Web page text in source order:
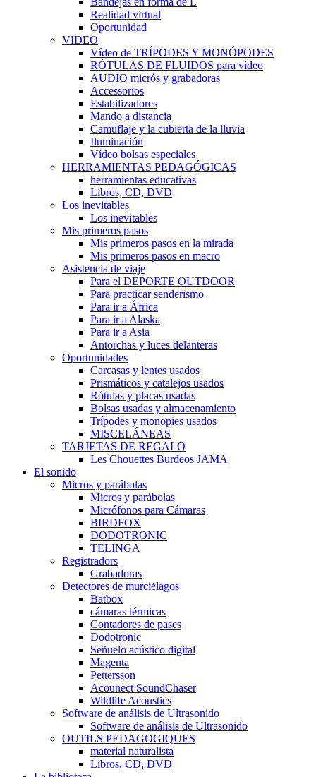
Realidad virtual
Oportunidad
VIDEO
Vídeo de TRÍPODES Y MONÓPODES
RÓTULAS DE FLUIDOS para vídeo
AUDIO micrós y grabadoras
Accessorios
Estabilizadores
Mando a distancia
Camuflaje y la cubierta de la lluvia
Iluminación
Vídeo bolsas especiales
HERRAMIENTAS PEDAGÓGICAS
herramientas educativas
Libros, CD, DVD
Los inevitables
Los inevitables
Mis primeros pasos
Mis primeros pasos en la mirada
Mis primeros pasos en macro
Asistencia de viaje
Para el DEPORTE OUTDOOR
Para practicar senderismo
Para ir a África
Para ir a Alaska
Para ir a Asia
Antorchas y luces delanteras
Oportunidades
Carcasas y lentes usados
Prismáticos y catalejos usados
Rótulas y placas usadas
Bolsas usadas y almacenamiento
Trípodes y monopies usados
MISCELÁNEAS
TARJETAS DE REGALO
Les Chouettes Burdeos JAMA
El sonido
Micros y parábolas
Micros y parábolas
Micrófonos para Cámaras
BIRDFOX
DODOTRONIC
TELINGA
Registradors
Grabadoras
Detectores de murciélagos
Batbox
cámaras térmicas
Contadores de pases
Dodotronic
Señuelo acústico digital
Magenta
Pettersson
Acounect SoundChaser
Wildlife Acoustics
Software de análisis de Ultrasonido
Software de análisis de Ultrasonido
OUTILS PEDAGOGIQUES
material naturalista
Libros, CD, DVD